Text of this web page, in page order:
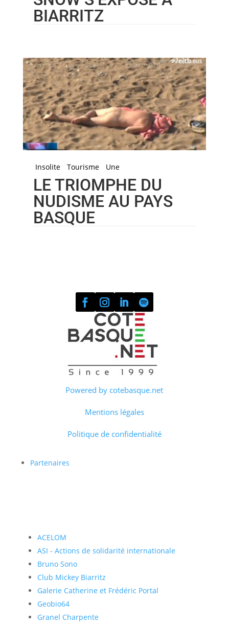
BIARRITZ
Insolite Tourisme Une
LE TRIOMPHE DU
NUDISME AU PAYS
BASQUE
Powered by cotebasque.net
Mentions légales
Politique de confidentialité
Partenaires
ACELOM
ASI - Actions de solidarité internationale
Bruno Sono
Club Mickey Biarritz
Galerie Catherine et Frédéric Portal
Geobio64
Granel Charpente